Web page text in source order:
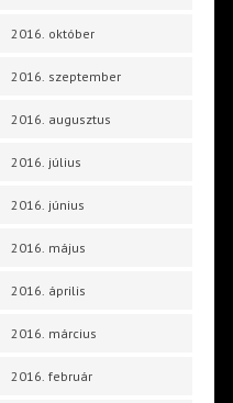
2016. október
2016. szeptember
2016. augusztus
2016. július
2016. június
2016. május
2016. április
2016. március
2016. február